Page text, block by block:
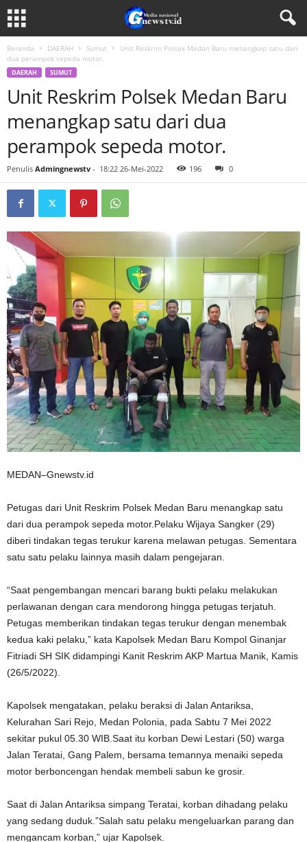
Beranda DAERAH Sumut
Unit Reskrim Polsek Medan Baru menangkap satu dari
dua perampok sepeda motor.
DAERAH SUMUT
Unit Reskrim Polsek Medan Baru
menangkap satu dari dua
perampok sepeda motor.
Penulis Admingnewstv - 18:22 26-Mei-2022 196 0
MEDAN–Gnewstv.id
Petugas dari Unit Reskrim Polsek Medan Baru menangkap satu
dari dua perampok sepeda motor.Pelaku Wijaya Sangker (29)
diberi tindakan tegas terukur karena melawan petugas. Sementara
satu satu pelaku lainnya masih dalam pengejaran.
“Saat pengembangan mencari barang bukti pelaku melakukan
perlawanan dengan cara mendorong hingga petugas terjatuh.
Petugas memberikan tindakan tegas terukur dengan menembak
kedua kaki pelaku,” kata Kapolsek Medan Baru Kompol Ginanjar
Fitriadi SH SIK didampingi Kanit Reskrim AKP Martua Manik, Kamis
(26/5/2022).
Kapolsek mengatakan, pelaku beraksi di Jalan Antariksa,
Kelurahan Sari Rejo, Medan Polonia, pada Sabtu 7 Mei 2022
sekitar pukul 05.30 WIB.Saat itu korban Dewi Lestari (50) warga
Jalan Teratai, Gang Palem, bersama temannya menaiki sepeda
motor berboncengan hendak membeli sabun ke grosir.
Saat di Jalan Antariksa simpang Teratai, korban dihadang pelaku
yang sedang duduk.”Salah satu pelaku mengeluarkan parang dan
mengancam korban,” ujar Kapolsek.